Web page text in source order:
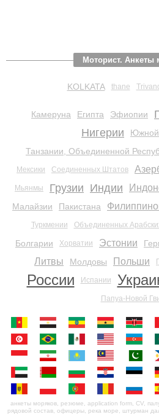
Моторист. Анкеты
KOLKATA thane
Камеруна Египта Эфиопии
Нигерии
Танзании, Объединенной
Мексики Соединенных Штатов
Мьянмы Грузии Индии
Малайзии
Пакистана
Туркмении Объединенных
Болгарии
Хорватии Эстонии
Литвы Молдовы Польши
России Испании
Папуа-Новой
анкеты моряков, резюме, application form, CV,
рядовой состав, офицеры, река море, штурман